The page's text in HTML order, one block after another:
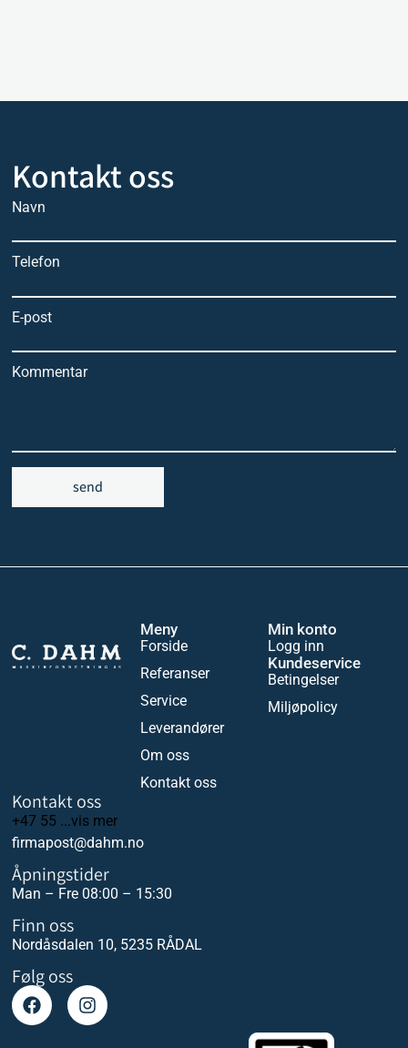
Kontakt oss
Navn
Telefon
E-post
Kommentar
send
Meny
Forside
Referanser
Service
Leverandører
Om oss
Kontakt oss
Min konto
Logg inn
Kundeservice
Betingelser
Miljøpolicy
Kontakt oss
+47 55 ...vis mer
firmapost@dahm.no
Åpningstider
Man – Fre 08:00 – 15:30
Finn oss
Nordåsdalen 10, 5235 RÅDAL
Følg oss